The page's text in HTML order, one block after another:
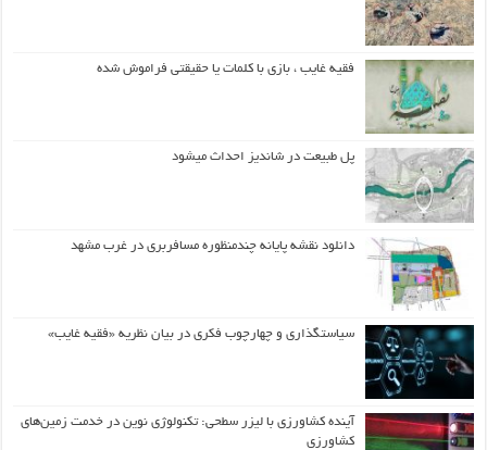
فقیه غایب ، بازی با کلمات یا حقیقتی فراموش شده
پل طبیعت در شاندیز احداث میشود
دانلود نقشه پایانه چندمنظوره مسافربری در غرب مشهد
سیاستگذاری و چهارچوب فکری در بیان نظریه «فقیه غایب»
آینده کشاورزی با لیزر سطحی: تکنولوژی نوین در خدمت زمین‌های
کشاورزی